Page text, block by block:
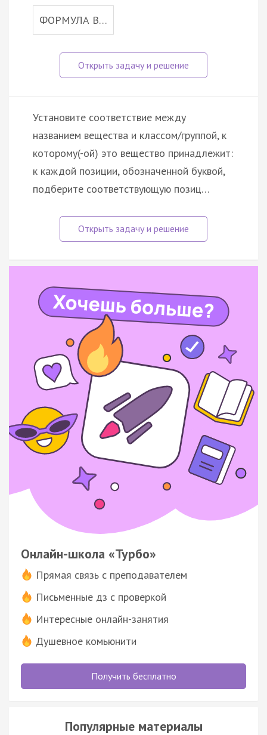
ФОРМУЛА В…
Установите соответствие между
названием вещества и классом/группой, к
которому(-ой) это вещество принадлежит:
к каждой позиции, обозначенной буквой,
подберите соответствующую позиц…
Онлайн-школа «Турбо»
Прямая связь с преподавателем
Письменные дз с проверкой
Интересные онлайн-занятия
Душевное комьюнити
Получить бесплатно
Популярные материалы